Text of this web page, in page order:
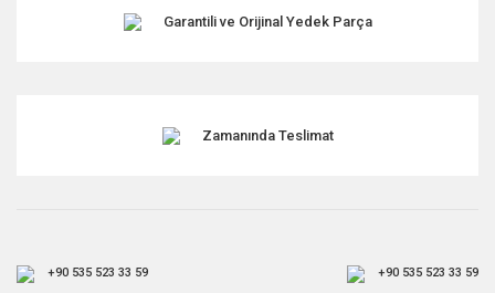
Garantili ve Orijinal Yedek Parça
Zamanında Teslimat
+90 535 523 33 59 +90 535 523 33 59